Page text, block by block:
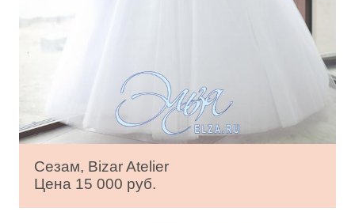
Сезам, Bizar Atelier
Цена 15 000 руб.